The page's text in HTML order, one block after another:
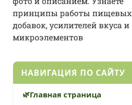
принципы работы пищевых
добавок, усилителей вкуса и
микроэлементов
НАВИГАЦИЯ ПО САЙТУ
Главная страница